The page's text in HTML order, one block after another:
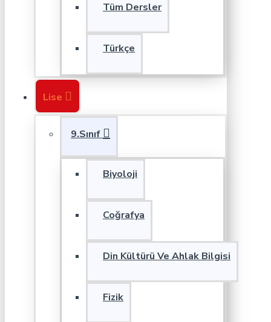
Tüm Dersler
Türkçe
Lise
9.Sınıf
Biyoloji
Coğrafya
Din Kültürü Ve Ahlak Bilgisi
Fizik